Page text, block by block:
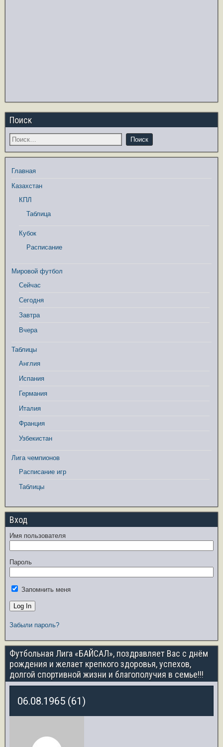
Поиск
Главная
Казахстан
КПЛ
Таблица
Кубок
Расписание
Мировой футбол
Сейчас
Сегодня
Завтра
Вчера
Таблицы
Англия
Испания
Германия
Италия
Франция
Узбекистан
Лига чемпионов
Расписание игр
Таблицы
Вход
Имя пользователя
Пароль
Запомнить меня
Забыли пароль?
Футбольная Лига «БАЙСАЛ», поздравляет Вас с днём
рождения и желает крепкого здоровья, успехов,
долгой спортивной жизни и благополучия в семье!!!
06.08.1965 (61)